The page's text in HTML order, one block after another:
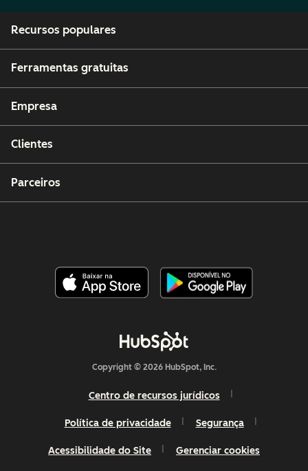
Recursos populares
Ferramentas gratuitas
Empresa
Clientes
Parceiros
Copyright © 2026 HubSpot, Inc.
Centro de recursos jurídicos
Política de privacidade Segurança
Acessibilidade do Site Gerenciar cookies